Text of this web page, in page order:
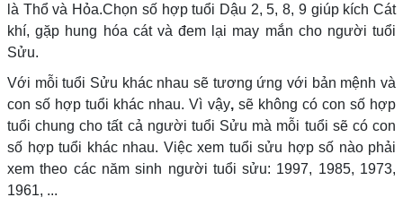
là Thổ và Hỏa.Chọn số hợp tuổi Dậu 2, 5, 8, 9 giúp kích Cát
khí, gặp hung hóa cát và đem lại may mắn cho người tuổi
Sửu.
Với mỗi tuổi Sửu khác nhau sẽ tương ứng với bản mệnh và
con số hợp tuổi khác nhau. Vì vậy, sẽ không có con số hợp
tuổi chung cho tất cả người tuổi Sửu mà mỗi tuổi sẽ có con
số hợp tuổi khác nhau. Việc xem tuổi sửu hợp số nào phải
xem theo các năm sinh người tuổi sửu: 1997, 1985, 1973,
1961, ...